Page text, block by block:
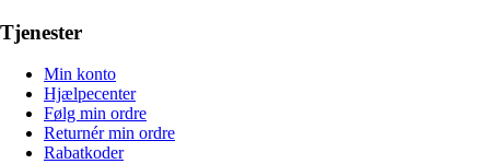
Tjenester
Min konto
Hjælpecenter
Følg min ordre
Returnér min ordre
Rabatkoder